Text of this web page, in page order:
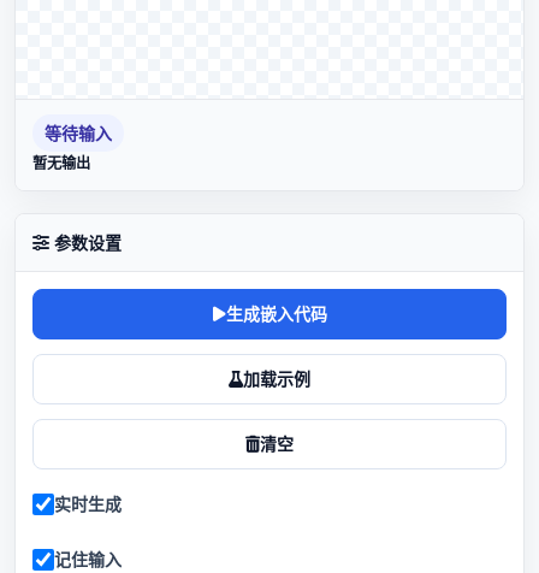
等待输入
暂无输出
参数设置
生成嵌入代码
加载示例
清空
实时生成
记住输入